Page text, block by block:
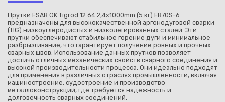
Прутки ESAB OK Tigrod 12.64 2,4х1000mm (5 кг) ER70S-6
предназначены для высококачественной аргонодуговой сварки
(TIG) низкоуглеродистых и низколегированных сталей. Эти
прутки обеспечивают стабильное горение дуги и минимальное
разбрызгивание, что гарантирует получение ровных и прочных
сварных швов. Использование данных прутков позволяет
достичь отличных механических свойств сварного соединения и
высокой производительности процесса. Они идеально подходят
для применения в различных отраслях промышленности, включая
машиностроение, судостроение и производство
металлоконструкций, где требуется надёжность и
долговечность сварных соединений.